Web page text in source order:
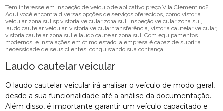
Tem interesse em inspeção de veículo de aplicativo preço Vila Clementino?
Aqui você encontra diversas opções de serviços oferecidos, como vistoria
veicular zona sul sp,vistoria veicular zona sul, inspeção veicular zona sul,
laudo cautelar veicular, vistoria veicular transferência, vistoria cautelar veicular,
vistoria cautelar zona sul e laudo cautelar zona sul. Com equipamentos
modernos, e instalações em ótimo estado, a empresa é capaz de suprir a
necessidade de seus clientes, conquistando sua confiança.
Laudo cautelar veicular
O laudo cautelar veicular irá analisar o veículo de modo geral,
desde a sua funcionalidade até a análise da documentação.
Além disso, é importante garantir um veículo capacitado e